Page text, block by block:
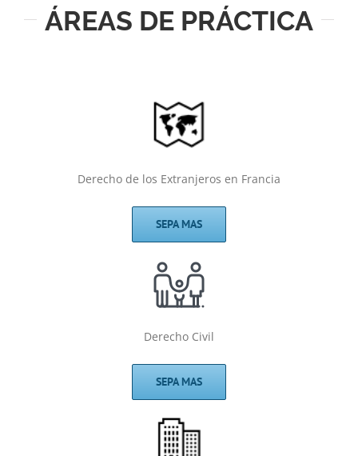
ÁREAS DE PRÁCTICA
Derecho de los Extranjeros en Francia
SEPA MAS
Derecho Civil
SEPA MAS